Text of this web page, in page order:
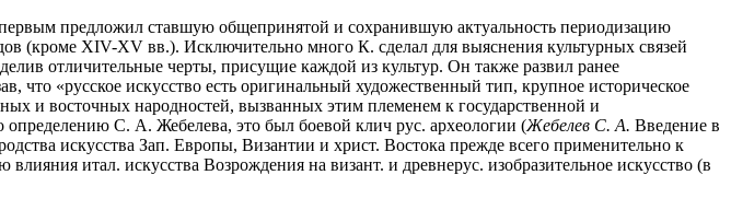
предложил ставшую общепринятой и сохранившую актуальность периодизацию
(кроме XIV-XV вв.). Исключительно много К. сделал для выяснения культурных связей
отличительные черты, присущие каждой из культур. Он также развил ранее
что «русское искусство есть оригинальный художественный тип, крупное историческое
и восточных народностей, вызванных этим племенем к государственной и
определению С. А. Жебелева, это был боевой клич рус. археологии (Жебелев С. А. Введение в
искусства Зап. Европы, Византии и христ. Востока прежде всего применительно к
влияния итал. искусства Возрождения на визант. и древнерус. изобразительное искусство (в